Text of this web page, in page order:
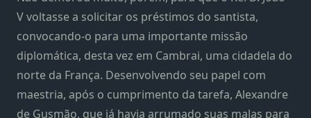
V voltasse a solicitar os préstimos do santista,
convocando-o para uma importante missão
diplomática, desta vez em Cambrai, uma cidadela do
norte da França. Desenvolvendo seu papel com
maestria, após o cumprimento da tarefa, Alexandre
de Gusmão, que já havia arrumado suas malas para